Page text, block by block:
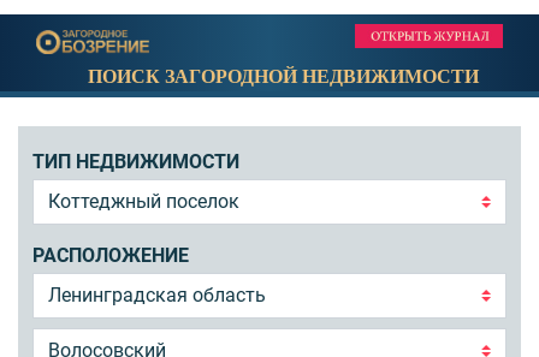
ПОИСК ЗАГОРОДНОЙ НЕДВИЖИМОСТИ
ТИП НЕДВИЖИМОСТИ
РАСПОЛОЖЕНИЕ